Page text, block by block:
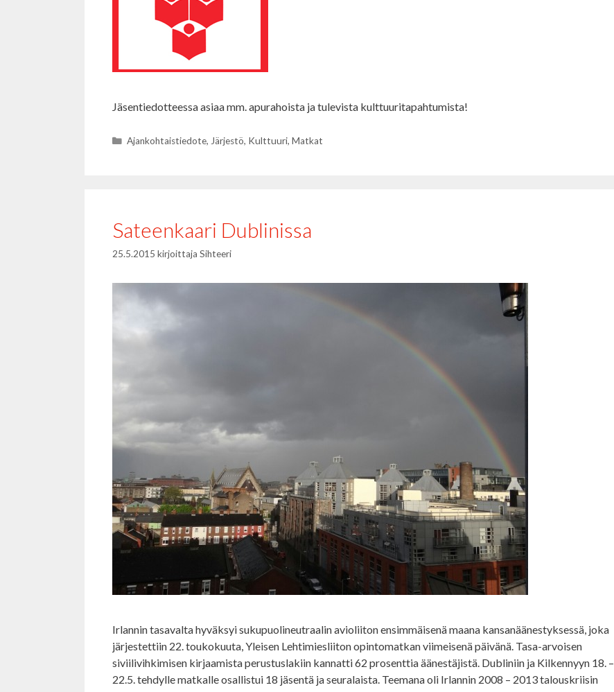
Jäsentiedotteessa asiaa mm. apurahoista ja tulevista kulttuuritapahtumista!
Kategoriat
Ajankohtaistiedote,Järjestö, Kulttuuri,Matkat
Sateenkaari Dublinissa
25.5.2015 kirjoittaja Sihteeri
Irlannin tasavalta hyväksyi sukupuolineutraalin avioliiton ensimmäisenä maana kansanäänestyksessä, joka
järjestettiin 22. toukokuuta, Yleisen Lehtimiesliiton opintomatkan viimeisenä päivänä. Tasa-arvoisen
siviilivihkimisen kirjaamista perustuslakiin kannatti 62 prosenttia äänestäjistä. Dubliniin ja Kilkennyyn 18. –
22.5. tehdylle matkalle osallistui 18 jäsentä ja seuralaista. Teemana oli Irlannin 2008 – 2013 talouskriisin